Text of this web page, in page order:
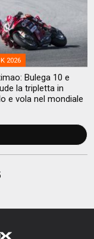
2026
Bulega 10 e
la tripletta in
e vola nel mondiale